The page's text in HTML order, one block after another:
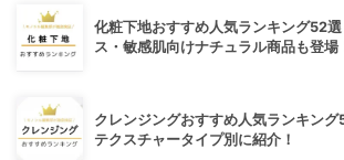
化粧下地おすすめ人気ランキング52
ス・敏感肌向けナチュラル商品も登場
クレンジングおすすめ人気ランキン
テクスチャータイプ別に紹介！